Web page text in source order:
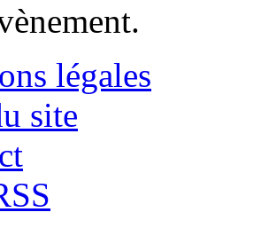
légales
site